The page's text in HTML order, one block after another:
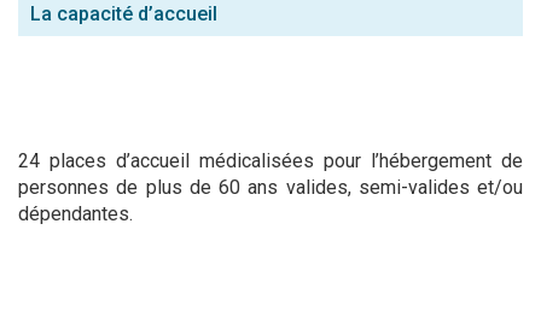
La capacité d’accueil
24 places d’accueil médicalisées pour l’hébergement de
personnes de plus de 60 ans valides, semi-valides et/ou
dépendantes.